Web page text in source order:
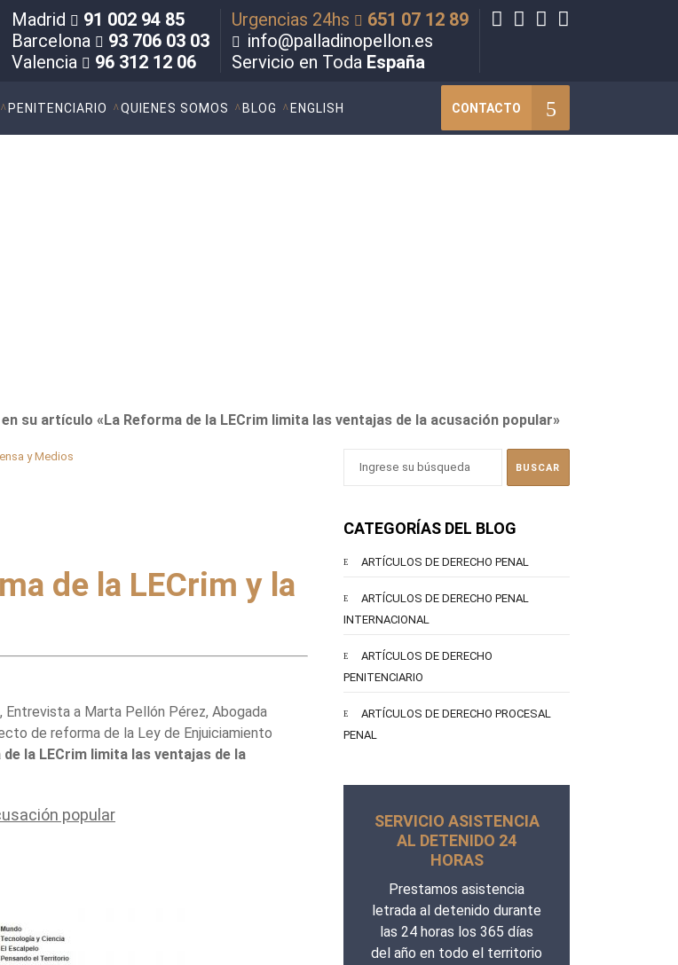
Madrid
91 002 94 85
Barcelona
93 706 03 03
Valencia
96 312 12 06
Urgencias 24hs
651 07 12 89
info@palladinopellon.es
Servicio en Toda España
PENITENCIARIO QUIENES SOMOS BLOG ENGLISH CONTACTO
su artículo «La Reforma de la LECrim limita las ventajas de la acusación popular»
y Medios
de la LECrim y la
Entrevista a Marta Pellón Pérez, Abogada
de reforma de la Ley de Enjuiciamiento
de la LECrim limita las ventajas de la
popular
CATEGORÍAS DEL BLOG
ARTÍCULOS DE DERECHO PENAL
ARTÍCULOS DE DERECHO PENAL
INTERNACIONAL
ARTÍCULOS DE DERECHO
PENITENCIARIO
ARTÍCULOS DE DERECHO PROCESAL
PENAL
SERVICIO ASISTENCIA
AL DETENIDO 24
HORAS
Prestamos asistencia
letrada al detenido durante
las 24 horas los 365 días
del año en todo el territorio